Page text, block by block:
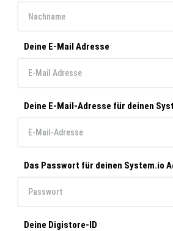
Deine E-Mail Adresse
Deine E-Mail-Adresse für deinen
Das Passwort für deinen System.io
Deine Digistore-ID